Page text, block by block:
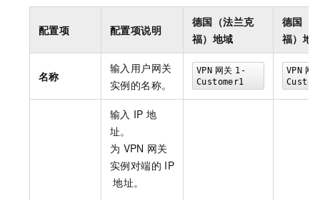
配置项 配置项说明
德国（法兰克
福）地域
德国（
福）地
名称
输入用户网关
实例的名称。
VPN 网关 1-
Customer1
VPN 网
输入 IP 地
址。
为 VPN 网关
实例对端的 IP
地址。